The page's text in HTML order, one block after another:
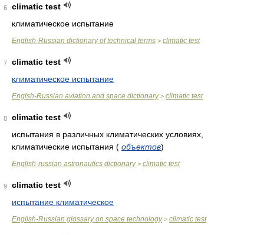
6
climatic test
климатическое испытание
English-Russian dictionary of technical terms > climatic test
7
climatic test
климатическое испытание
Englsh-Russian aviation and space dictionary> climatic test
8
climatic test
испытания в различных климатических условиях,
климатические испытания ( объектов)
English-russian astronautics dictionary> climatic test
9
climatic test
испытание климатическое
English-Russian glossary on space technology> climatic test